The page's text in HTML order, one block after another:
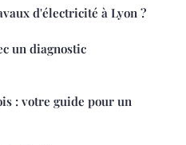
d'électricité à Lyon ?
un diagnostic
: votre guide pour un